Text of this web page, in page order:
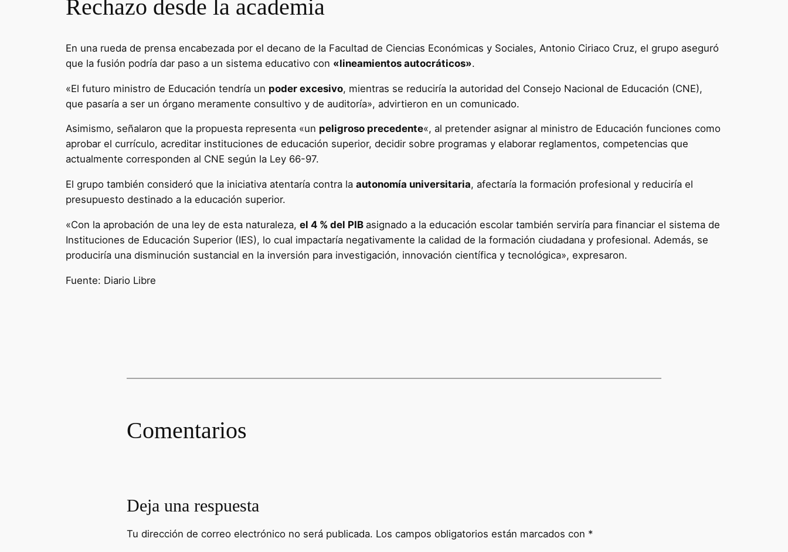
Rechazo desde la academia
En una rueda de prensa encabezada por el decano de la Facultad de Ciencias Económicas y Sociales, Antonio Ciriaco Cruz, el grupo aseguró
que la fusión podría dar paso a un sistema educativo con «lineamientos autocráticos».
«El futuro ministro de Educación tendría un poder excesivo, mientras se reduciría la autoridad del Consejo Nacional de Educación (CNE),
que pasaría a ser un órgano meramente consultivo y de auditoría», advirtieron en un comunicado.
Asimismo, señalaron que la propuesta representa «un peligroso precedente«, al pretender asignar al ministro de Educación funciones como
aprobar el currículo, acreditar instituciones de educación superior, decidir sobre programas y elaborar reglamentos, competencias que
actualmente corresponden al CNE según la Ley 66-97.
El grupo también consideró que la iniciativa atentaría contra la autonomía universitaria, afectaría la formación profesional y reduciría el
presupuesto destinado a la educación superior.
«Con la aprobación de una ley de esta naturaleza, el 4 % del PIB asignado a la educación escolar también serviría para financiar el sistema de
Instituciones de Educación Superior (IES), lo cual impactaría negativamente la calidad de la formación ciudadana y profesional. Además, se
produciría una disminución sustancial en la inversión para investigación, innovación científica y tecnológica», expresaron.
Fuente: Diario Libre
Comentarios
Deja una respuesta
Tu dirección de correo electrónico no será publicada. Los campos obligatorios están marcados con *